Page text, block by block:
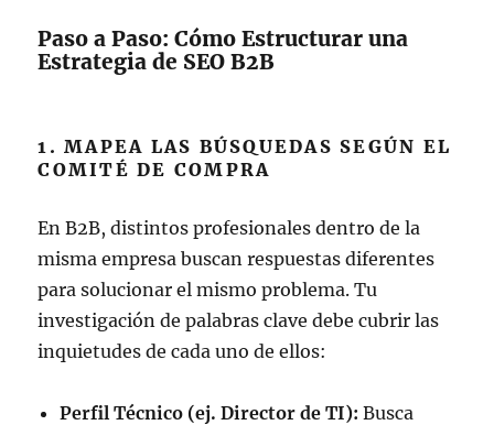
Paso a Paso: Cómo Estructurar una
Estrategia de SEO B2B
1. MAPEA LAS BÚSQUEDAS SEGÚN EL
COMITÉ DE COMPRA
En B2B, distintos profesionales dentro de la
misma empresa buscan respuestas diferentes
para solucionar el mismo problema. Tu
investigación de palabras clave debe cubrir las
inquietudes de cada uno de ellos:
Perfil Técnico (ej. Director de TI): Busca